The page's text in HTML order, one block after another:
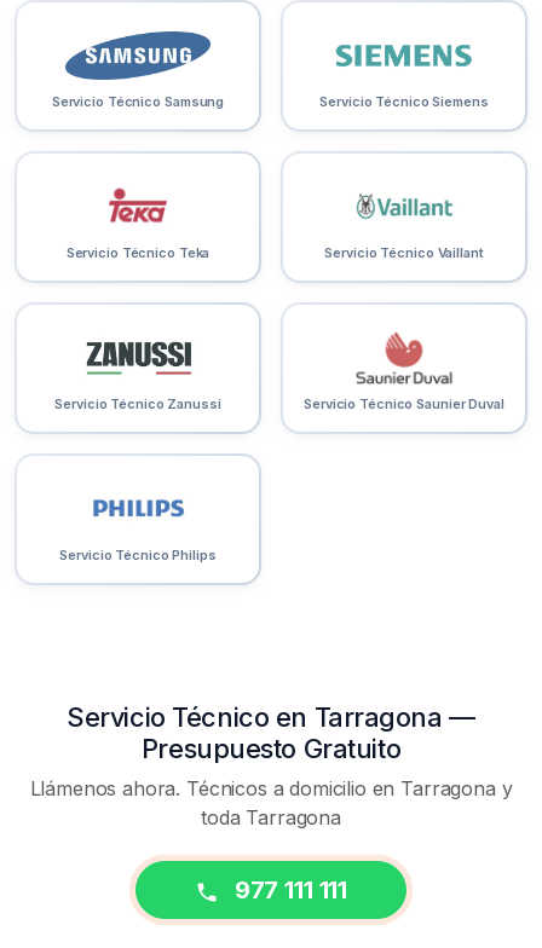
Servicio Técnico Samsung Servicio Técnico Siemens
Servicio Técnico Teka Servicio Técnico Vaillant
Servicio Técnico Zanussi Servicio Técnico Saunier Duval
Servicio Técnico Philips
Servicio Técnico en Tarragona —
Presupuesto Gratuito
Llámenos ahora. Técnicos a domicilio en Tarragona y
toda Tarragona
977 111 111